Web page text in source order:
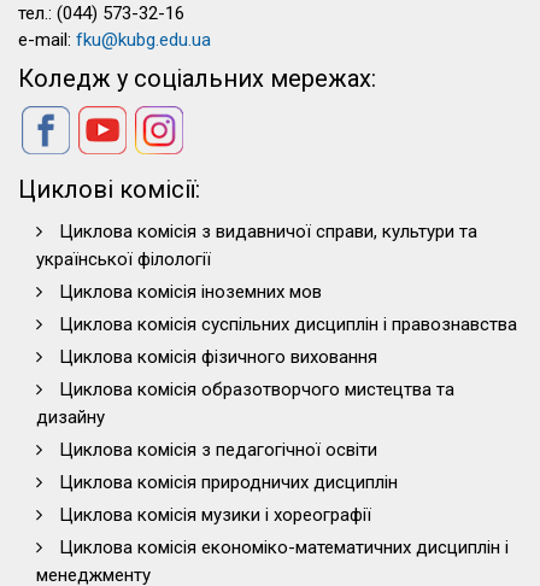
тел.: (044) 573-32-16
e-mail: fku@kubg.edu.ua
Коледж у соціальних мережах:
Циклові комісії:
Циклова комісія з видавничої справи, культури та
української філології
Циклова комісія іноземних мов
Циклова комісія суспільних дисциплін і правознавства
Циклова комісія фізичного виховання
Циклова комісія образотворчого мистецтва та
дизайну
Циклова комісія з педагогічної освіти
Циклова комісія природничих дисциплін
Циклова комісія музики і хореографії
Циклова комісія економіко-математичних дисциплін і
менеджменту